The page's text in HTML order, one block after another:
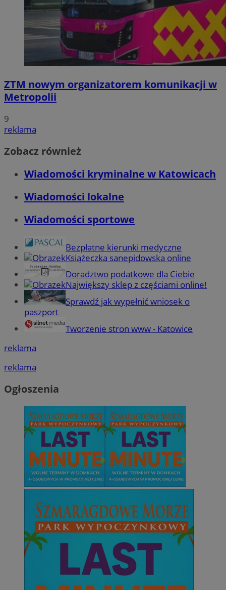
ZTM nowym organizatorem komunikacji w
Metropolii
9
reklama
Zobacz również
Wiadomości kryminalne w Katowicach
Wiadomości lokalne
Wiadomości sportowe
Bezpłatne kierunki medyczne
Książeczka sanepidowska online
Doradztwo podatkowe dla Ciebie
Największy sklep z częściami online!
Sprawdź jak wypełnić wniosek o
paszport
Tworzenie stron www - Katowice
reklama
reklama
Ogłoszenia